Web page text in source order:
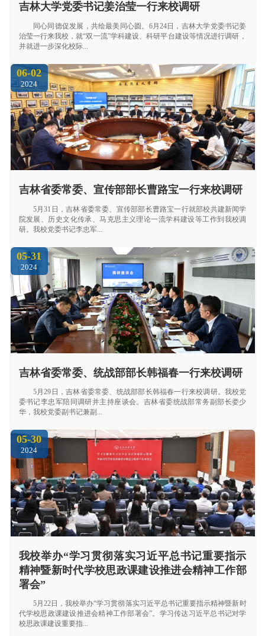
吉林大学党委书记姜治莹一行来校调研
同心同德促发展，共绘最美同心圆。6月24日，吉林大学党委书记姜
治莹一行来我校，就“双一流”学科建设、科研平台建设等情况进行调研，
并就进一步深化校际...
吉林省委常委、宣传部部长曹路宝一行来校调研
5月31日，吉林省委常委、宣传部部长曹路宝一行就部校共建新闻学
院发展、历史文化传承、马克思主义理论一流学科建设等工作到我校调
研。我校党委书记李忠军...
06-02
2024
吉林省委常委、统战部部长韩福春一行来校调研
5月29日，吉林省委常委、统战部部长韩福春一行来校调研。我校党
委书记李忠军陪同调研并主持座谈会。吉林省委统战部常务副部长娄少
华，我校党委副书记兼副...
05-31
2024
我校举办“学习贯彻落实习近平总书记重要指示
精神暨新时代学校思政课建设推进会精神工作部
署会”
5月22日，我校举办“学习贯彻落实习近平总书记重要指示精神暨新时
代学校思政课建设推进会精神工作部署会”。学习传达习近平总书记对学
校思政课建设重要指...
05-30
2024